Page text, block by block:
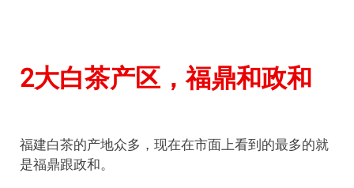
2大白茶产区，福鼎和政和
福建白茶的产地众多，现在在市面上看到的最多的就
是福鼎跟政和。